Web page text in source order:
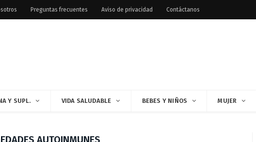
Preguntas frecuentes Aviso de privacidad Contáctanos
Y SUPL. VIDA SALUDABLE BEBES Y NIÑOS MUJER
AUTOINMUNES